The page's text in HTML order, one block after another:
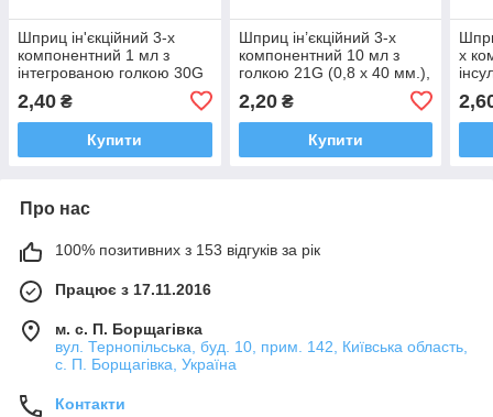
Шприц ін'єкційний 3-х
компонентний 1 мл з
інтегрованою голкою 30G
ALEXPHARM
2,40 ₴
Купити
Шприц ін’єкційний 3-х
компонентний 10 мл з
голкою 21G (0,8 х 40 мм.),
2,20₴
Купити
х
Про нас
100% позитивних з 153 відгуків за рік
Працює з 17.11.2016
м. с. П. Борщагівка
вул. Тернопільська, буд. 10, прим. 142, Київська область,
с. П. Борщагівка, Україна
Контакти